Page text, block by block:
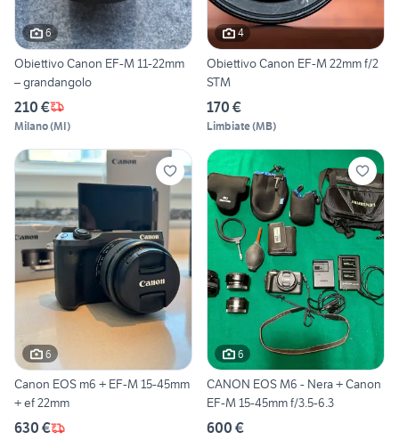
6
Obiettivo Canon EF-M 11-22mm
– grandangolo
210 €
Milano(MI)
4
Obiettivo Canon EF-M 22mm f/2
STM
170 €
Limbiate(MB)
6
Canon EOS m6 + EF-M 15-45mm
+ ef 22mm
630 €
6
CANON EOS M6 - Nera + Canon
EF-M 15-45mm f/3.5-6.3
600 €